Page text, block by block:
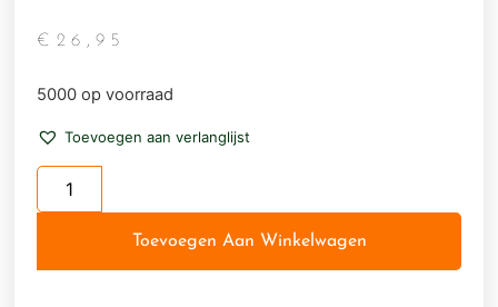
€ 26,95
5000 op voorraad
Toevoegen aan verlanglijst
Toevoegen Aan Winkelwagen